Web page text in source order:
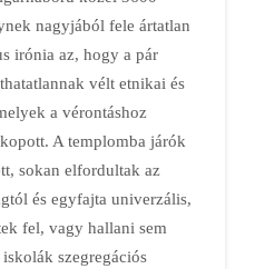
nagyjából fele ártatlan
irónia az, hogy a pár
vélt etnikai és
a vérontáshoz
A templomba járók
sokan elfordultak az
és egyfajta univerzális,
fel, vagy hallani sem
szegregációs